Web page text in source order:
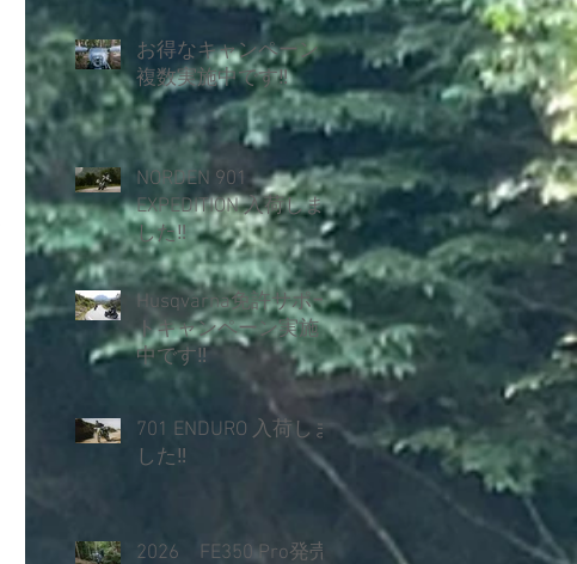
お得なキャンペーン
複数実施中です‼
NORDEN 901
EXPEDITION 入荷しま
した‼
Husqvarna免許サポー
トキャンペーン実施
中です‼
701 ENDURO 入荷しま
した‼
2026 FE350 Pro発売